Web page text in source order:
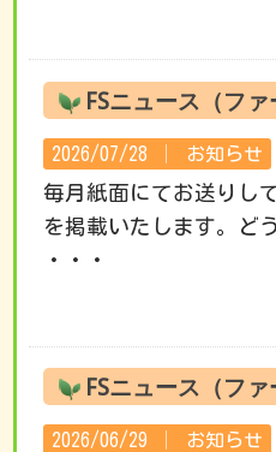
2026/07/28 │ お知らせ
毎月紙面にてお送りし
を掲載いたします。ど
・・・
2026/06/29 │ お知らせ